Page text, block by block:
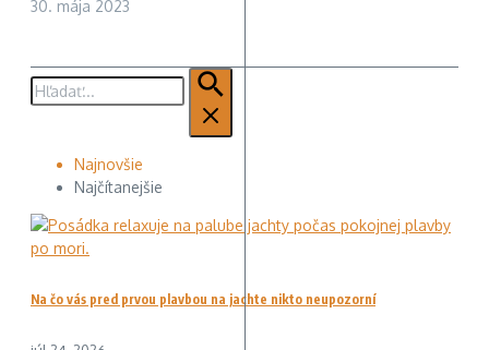
30. mája 2023
Hľadať:
Najnovšie
Najčítanejšie
Na čo vás pred prvou plavbou na jachte nikto neupozorní